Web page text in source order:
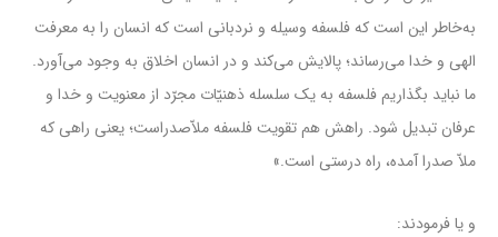
به‌خاطر این است که فلسفه وسیله و نردبانى است که انسان را به معرفت
الهى و خدا مى‌رساند؛ پالایش مى‌کند و در انسان اخلاق به ‌وجود مى‌آورد.
ما نباید بگذاریم فلسفه به یک سلسله ذهنیّات مجرّد از معنویت و خدا و
عرفان تبدیل شود. راهش هم تقویت فلسفه ملاّصدراست؛ یعنى راهى که
ملاّ صدرا آمده، راه درستى است.»
و یا فرمودند: